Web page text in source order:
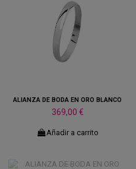
ALIANZA DE BODA EN ORO BLANCO
369,00 €
Añadir a carrito